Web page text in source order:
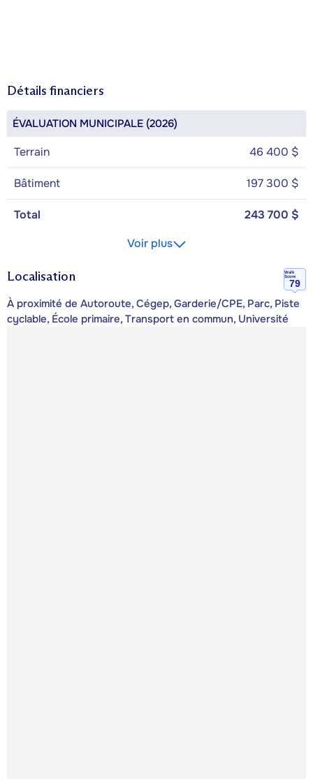
Détails financiers
ÉVALUATION MUNICIPALE (2026)
Terrain 46 400 $
Bâtiment 197 300 $
Total
243 700 $
Voir plus
Localisation
Walk
Score
79
À proximité de Autoroute, Cégep, Garderie/CPE, Parc, Piste
cyclable, École primaire, Transport en commun, Université